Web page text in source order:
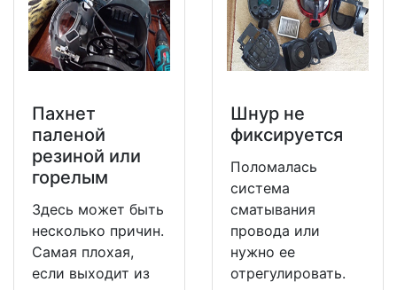
Пахнет
паленой
резиной или
горелым
Здесь может быть
несколько причин.
Самая плохая,
если выходит из
Шнур не
фиксируется
Поломалась
система
сматывания
провода или
нужно ее
отрегулировать.